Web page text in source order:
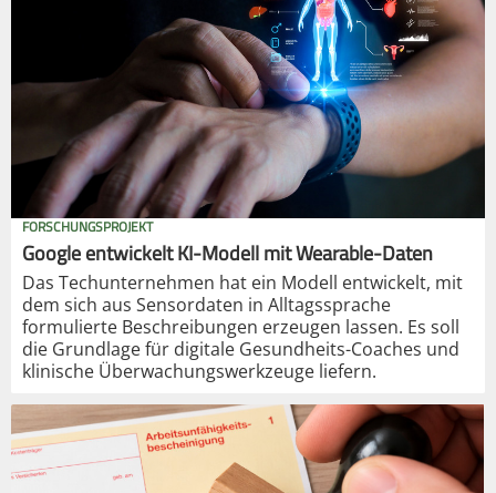
FORSCHUNGSPROJEKT
Google entwickelt KI-Modell mit Wearable-Daten
Das Techunternehmen hat ein Modell entwickelt, mit
dem sich aus Sensordaten in Alltagssprache
formulierte Beschreibungen erzeugen lassen. Es soll
die Grundlage für digitale Gesundheits-Coaches und
klinische Überwachungswerkzeuge liefern.